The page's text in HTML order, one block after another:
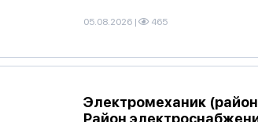
05.08.2026 | 465
Электромеханик
Район